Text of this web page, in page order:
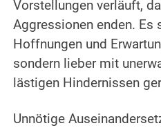
Vorstellungen verläuft,
Aggressionen enden.
Hoffnungen und
sondern lieber mit
lästigen Hindernissen
Unnötige